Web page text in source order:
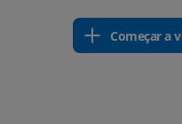
Começar a